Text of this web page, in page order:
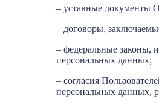
– уставные документы
– договоры,
– федеральные законы,
персональных данных;
– согласия
персональных данных,